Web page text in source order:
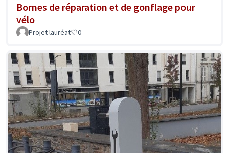
Bornes de réparation et de gonflage pour
vélo
Projet lauréat 0